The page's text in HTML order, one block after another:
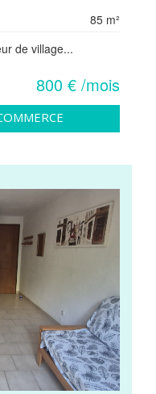
85 m²
de village...
800 € /mois